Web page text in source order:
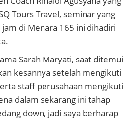
Tours Travel, seminar yang
di Menara 165 ini dihadiri
Sarah Maryati, saat ditemui
kesannya setelah mengikuti
staff perusahaan mengikuti
dalam sekarang ini tahap
down, jadi saya berharap